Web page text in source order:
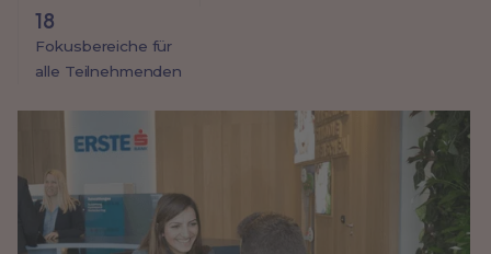
18
Fokusbereiche für
alle Teilnehmenden